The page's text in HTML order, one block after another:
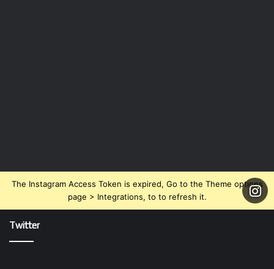
The Instagram Access Token is expired, Go to the Theme options
page > Integrations, to to refresh it.
Twitter